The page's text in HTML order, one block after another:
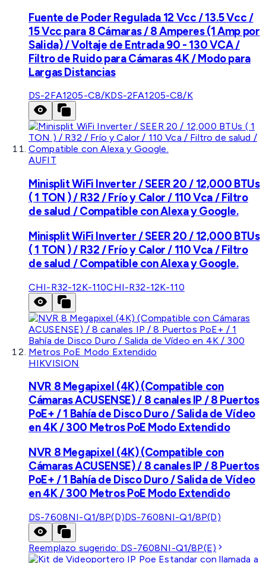
Fuente de Poder Regulada 12 Vcc / 13.5 Vcc /
15 Vcc para 8 Cámaras / 8 Amperes (1 Amp por
Salida) / Voltaje de Entrada 90 - 130 VCA /
Filtro de Ruido para Cámaras 4K / Modo para
Largas Distancias
DS-2FA1205-C8/KDS-2FA1205-C8/K
AUFIT
Minisplit WiFi Inverter / SEER 20 / 12,000 BTUs
( 1 TON ) / R32 / Frío y Calor / 110 Vca / Filtro
de salud / Compatible con Alexa y Google.
Minisplit WiFi Inverter / SEER 20 / 12,000 BTUs
( 1 TON ) / R32 / Frío y Calor / 110 Vca / Filtro
de salud / Compatible con Alexa y Google.
CHI-R32-12K-110CHI-R32-12K-110
HIKVISION
NVR 8 Megapixel (4K) (Compatible con
Cámaras ACUSENSE) / 8 canales IP / 8 Puertos
PoE+ / 1 Bahía de Disco Duro / Salida de Vídeo
en 4K / 300 Metros PoE Modo Extendido
NVR 8 Megapixel (4K) (Compatible con
Cámaras ACUSENSE) / 8 canales IP / 8 Puertos
PoE+ / 1 Bahía de Disco Duro / Salida de Vídeo
en 4K / 300 Metros PoE Modo Extendido
DS-7608NI-Q1/8P(D)DS-7608NI-Q1/8P(D)
Reemplazo sugerido: DS-7608NI-Q1/8P(E)